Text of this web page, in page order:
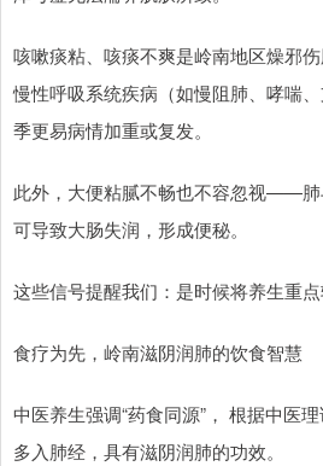
咳嗽痰粘、咳痰不爽是岭南地区燥邪
慢性呼吸系统疾病（如慢阻肺、哮喘
季更易病情加重或复发。
此外，大便粘腻不畅也不容忽视——
可导致大肠失润，形成便秘。
这些信号提醒我们：是时候将养生重点
食疗为先，岭南滋阴润肺的饮食智慧
中医养生强调“药食同源”， 根据中医
多入肺经，具有滋阴润肺的功效。